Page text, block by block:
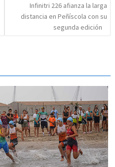
Infinitri 226 afianza la larga
distancia en Peñíscola con su
segunda edición